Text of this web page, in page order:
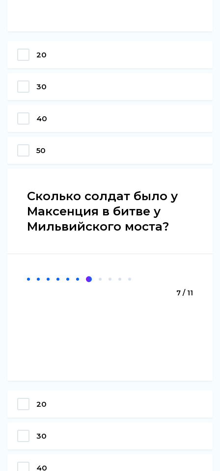
20
30
40
50
Сколько солдат было у
Максенция в битве у
Мильвийского моста?
7 / 11
20
30
40